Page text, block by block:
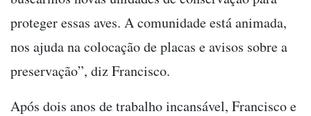
proteger essas aves. A comunidade está animada,
nos ajuda na colocação de placas e avisos sobre a
preservação”, diz Francisco.
Após dois anos de trabalho incansável, Francisco e